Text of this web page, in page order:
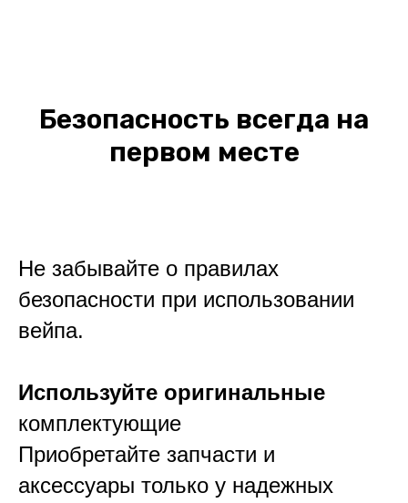
Безопасность всегда на
первом месте
Не забывайте о правилах
безопасности при использовании
вейпа.
Используйте оригинальные
комплектующие
Приобретайте запчасти и
аксессуары только у надежных